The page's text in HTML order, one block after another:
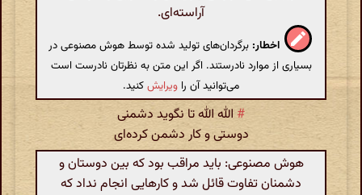
آراسته‌ای.
اخطار: برگردان‌های تولید شده توسط هوش مصنوعی در
بسیاری از موارد نادرستند. اگر این متن به نظرتان نادرست است
می‌توانید آن را ویرایشکنید.
# الله الله تا نگوید دشمنی
دوستی و کار دشمن کرده‌ای
هوش مصنوعی: باید مراقب بود که بین دوستان و
دشمنان تفاوت قائل شد و کارهایی انجام نداد که